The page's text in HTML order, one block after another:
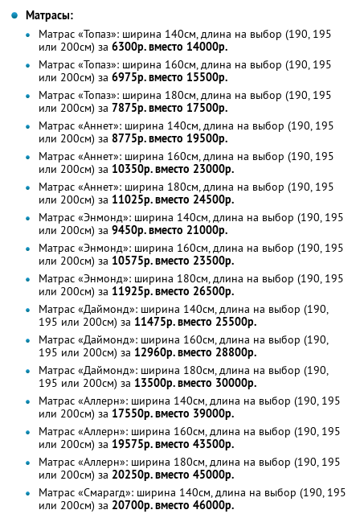
Матрасы:
Матрас «Топаз»: ширина 140см, длина на выбор (190, 195
или 200см) за 6300р. вместо 14000р.
Матрас «Топаз»: ширина 160см, длина на выбор (190, 195
или 200см) за 6975р. вместо 15500р.
Матрас «Топаз»: ширина 180см, длина на выбор (190, 195
или 200см) за 7875р. вместо 17500р.
Матрас «Аннет»: ширина 140см, длина на выбор (190, 195
или 200см) за 8775р. вместо 19500р.
Матрас «Аннет»: ширина 160см, длина на выбор (190, 195
или 200см) за 10350р. вместо 23000р.
Матрас «Аннет»: ширина 180см, длина на выбор (190, 195
или 200см) за 11025р. вместо 24500р.
Матрас «Энмонд»: ширина 140см, длина на выбор (190, 195
или 200см) за 9450р. вместо 21000р.
Матрас «Энмонд»: ширина 160см, длина на выбор (190, 195
или 200см) за 10575р. вместо 23500р.
Матрас «Энмонд»: ширина 180см, длина на выбор (190, 195
или 200см) за 11925р. вместо 26500р.
Матрас «Даймонд»: ширина 140см, длина на выбор (190,
195 или 200см) за 11475р. вместо 25500р.
Матрас «Даймонд»: ширина 160см, длина на выбор (190,
195 или 200см) за 12960р. вместо 28800р.
Матрас «Даймонд»: ширина 180см, длина на выбор (190,
195 или 200см) за 13500р. вместо 30000р.
Матрас «Аллерн»: ширина 140см, длина на выбор (190, 195
или 200см) за 17550р. вместо 39000р.
Матрас «Аллерн»: ширина 160см, длина на выбор (190, 195
или 200см) за 19575р. вместо 43500р.
Матрас «Аллерн»: ширина 180см, длина на выбор (190, 195
или 200см) за 20250р. вместо 45000р.
Матрас «Смарагд»: ширина 140см, длина на выбор (190, 195
или 200см) за 20700р. вместо 46000р.